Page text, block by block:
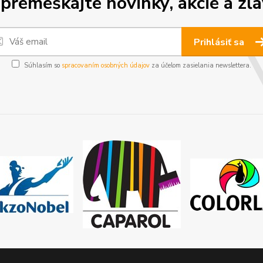
Prihlásiť sa
Súhlasím so spracovaním osobných údajov za účelom zasielania newslettera.